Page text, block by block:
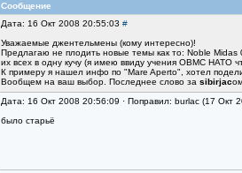
Сообщение
Дата: 16 Окт 2008 20:55:03 #
Уважаемые джентельмены (кому интересно)!
Предлагаю не плодить новые темы как то: Noble Midas
их всех в одну кучу (я имею ввиду учения ОВМС НАТО
К примеру я нашел инфо по "Mare Aperto", хотел
Вообщем на ваш выбор. Последнее слово за sibirjac
Дата: 16 Окт 2008 20:56:09 · Поправил: burlac (17 Окт
было старьё